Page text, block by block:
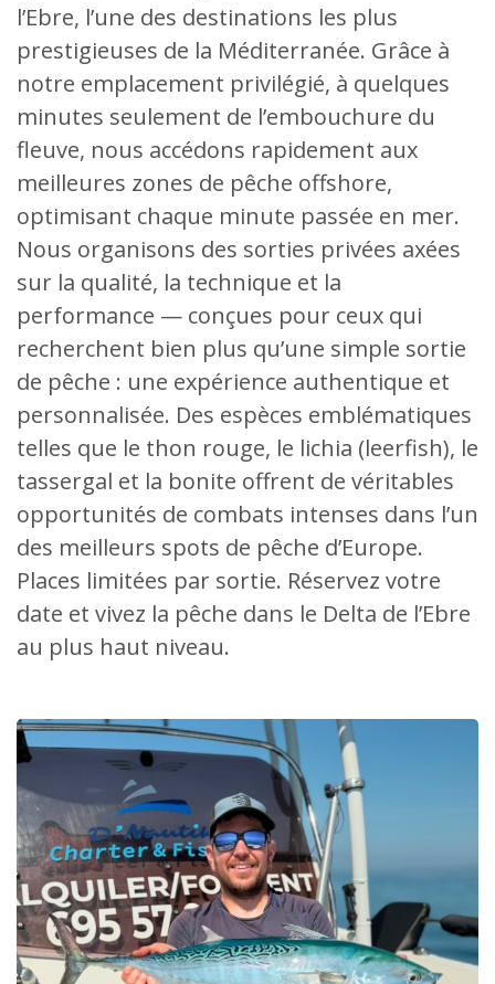
l’Ebre, l’une des destinations les plus
prestigieuses de la Méditerranée. Grâce à
notre emplacement privilégié, à quelques
minutes seulement de l’embouchure du
fleuve, nous accédons rapidement aux
meilleures zones de pêche offshore,
optimisant chaque minute passée en mer.
Nous organisons des sorties privées axées
sur la qualité, la technique et la
performance — conçues pour ceux qui
recherchent bien plus qu’une simple sortie
de pêche : une expérience authentique et
personnalisée. Des espèces emblématiques
telles que le thon rouge, le lichia (leerfish), le
tassergal et la bonite offrent de véritables
opportunités de combats intenses dans l’un
des meilleurs spots de pêche d’Europe.
Places limitées par sortie. Réservez votre
date et vivez la pêche dans le Delta de l’Ebre
au plus haut niveau.